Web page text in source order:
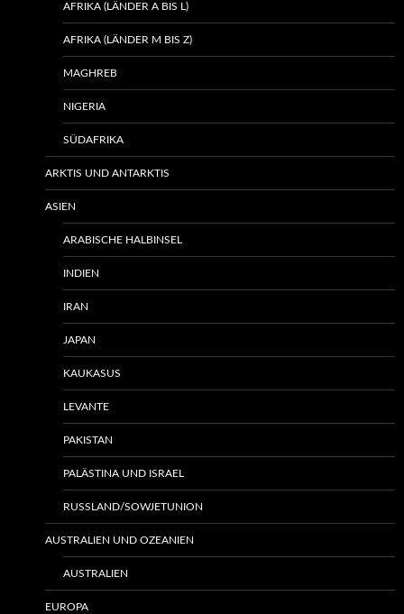
AFRIKA (LÄNDER A BIS L)
AFRIKA (LÄNDER M BIS Z)
MAGHREB
NIGERIA
SÜDAFRIKA
ARKTIS UND ANTARKTIS
ASIEN
ARABISCHE HALBINSEL
INDIEN
IRAN
JAPAN
KAUKASUS
LEVANTE
PAKISTAN
PALÄSTINA UND ISRAEL
RUSSLAND/SOWJETUNION
AUSTRALIEN UND OZEANIEN
AUSTRALIEN
EUROPA